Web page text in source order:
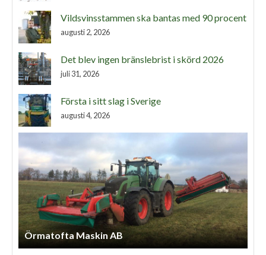
Vildsvinsstammen ska bantas med 90 procent
augusti 2, 2026
Det blev ingen bränslebrist i skörd 2026
juli 31, 2026
Första i sitt slag i Sverige
augusti 4, 2026
Örmatofta Maskin AB